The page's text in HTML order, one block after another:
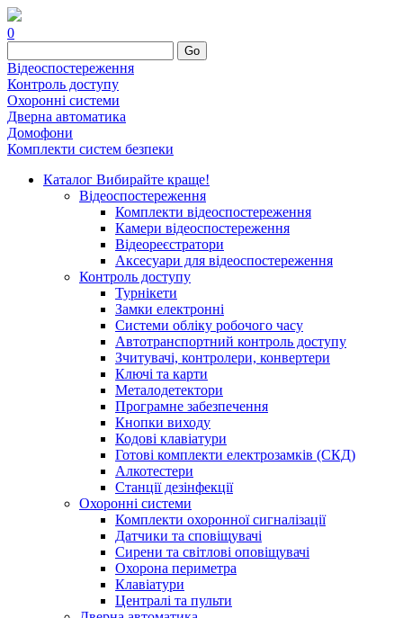
0
Go
Відеоспостереження
Контроль доступу
Охоронні системи
Дверна автоматика
Домофони
Комплекти систем безпеки
Каталог Вибирайте краще!
Відеоспостереження
Комплекти відеоспостереження
Камери відеоспостереження
Відеореєстратори
Аксесуари для відеоспостереження
Контроль доступу
Турнікети
Замки електронні
Системи обліку робочого часу
Автотранспортний контроль доступу
Зчитувачі, контролери, конвертери
Ключі та карти
Металодетектори
Програмне забезпечення
Кнопки виходу
Кодові клавіатури
Готові комплекти електрозамків (СКД)
Алкотестери
Станції дезінфекції
Охоронні системи
Комплекти охоронної сигналізації
Датчики та сповіщувачі
Сирени та світлові оповіщувачі
Охорона периметра
Клавіатури
Централі та пульти